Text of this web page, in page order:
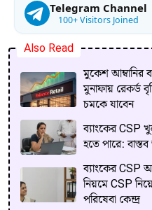
Telegram Channel
100+ Visitors Joined
Also Read
মুকেশ আম্বানির
মুনাফায় রেকর্ড
চমকে যাবেন
ব্যাংকের CSP
হতে পারে:
ব্যাংকের CSP
নিয়মে CSP
পরিষেবা কেন্দ্র